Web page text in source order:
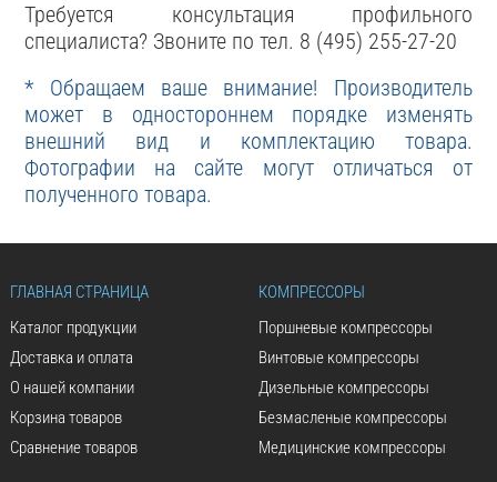
Требуется консультация профильного
специалиста? Звоните по тел. 8 (495) 255-27-20
* Обращаем ваше внимание! Производитель
может в одностороннем порядке изменять
внешний вид и комплектацию товара.
Фотографии на сайте могут отличаться от
полученного товара.
ГЛАВНАЯ СТРАНИЦА
Каталог продукции
Доставка и оплата
О нашей компании
Корзина товаров
Сравнение товаров
КОМПРЕССОРЫ
Поршневые компрессоры
Винтовые компрессоры
Дизельные компрессоры
Безмасленые компрессоры
Медицинские компрессоры